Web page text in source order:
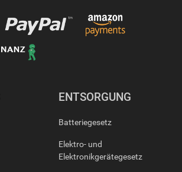
ENTSORGUNG
Batteriegesetz
Elektro- und
Elektronikgerätegesetz